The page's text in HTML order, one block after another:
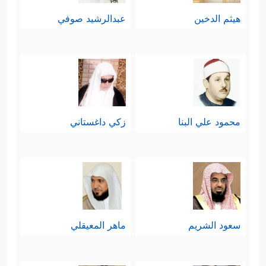
المفاسد والبلايا
﴿وَمِنَ ٱلنَّاسِ مَن یُجَـٰدِلُ فِی
والقرآن هنا يُشيرُ إلى ما يسمِّيه العلماء
بالجهل المركَّب، وهو الجهل الذي يظنُّ
ولا يُصغِي، ولا يستَفتِي، بل يجادل
ويجادل حتى في أخطر القضايا وأعلاها
شأنًا، وأوسعها أثرًا.
هيثم الدخين عبدالرشيد صوفي
محمود علي البنا زكي داغستاني
سعود الشريم ماهر المعيقلي